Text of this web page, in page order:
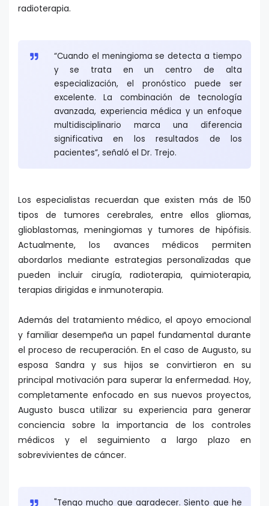
radioterapia.
“Cuando el meningioma se detecta a tiempo
y se trata en un centro de alta
especialización, el pronóstico puede ser
excelente. La combinación de tecnología
avanzada, experiencia médica y un enfoque
multidisciplinario marca una diferencia
significativa en los resultados de los
pacientes”, señaló el Dr. Trejo.
Los especialistas recuerdan que existen más de 150
tipos de tumores cerebrales, entre ellos gliomas,
glioblastomas, meningiomas y tumores de hipófisis.
Actualmente, los avances médicos permiten
abordarlos mediante estrategias personalizadas que
pueden incluir cirugía, radioterapia, quimioterapia,
terapias dirigidas e inmunoterapia.
Además del tratamiento médico, el apoyo emocional
y familiar desempeña un papel fundamental durante
el proceso de recuperación. En el caso de Augusto, su
esposa Sandra y sus hijos se convirtieron en su
principal motivación para superar la enfermedad. Hoy,
completamente enfocado en sus nuevos proyectos,
Augusto busca utilizar su experiencia para generar
conciencia sobre la importancia de los controles
médicos y el seguimiento a largo plazo en
sobrevivientes de cáncer.
"Tengo mucho que agradecer. Siento que he